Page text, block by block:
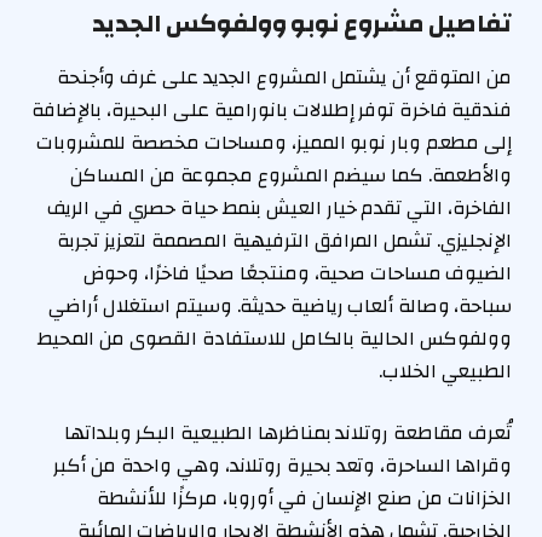
تفاصيل مشروع نوبو وولفوكس الجديد
من المتوقع أن يشتمل المشروع الجديد على غرف وأجنحة
فندقية فاخرة توفر إطلالات بانورامية على البحيرة، بالإضافة
إلى مطعم وبار نوبو المميز، ومساحات مخصصة للمشروبات
والأطعمة. كما سيضم المشروع مجموعة من المساكن
الفاخرة، التي تقدم خيار العيش بنمط حياة حصري في الريف
الإنجليزي. تشمل المرافق الترفيهية المصممة لتعزيز تجربة
الضيوف مساحات صحية، ومنتجعًا صحيًا فاخرًا، وحوض
سباحة، وصالة ألعاب رياضية حديثة. وسيتم استغلال أراضي
وولفوكس الحالية بالكامل للاستفادة القصوى من المحيط
الطبيعي الخلاب.
تُعرف مقاطعة روتلاند بمناظرها الطبيعية البكر وبلداتها
وقراها الساحرة، وتعد بحيرة روتلاند، وهي واحدة من أكبر
الخزانات من صنع الإنسان في أوروبا، مركزًا للأنشطة